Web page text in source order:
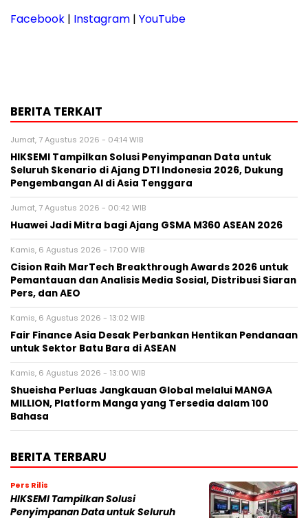
Facebook | Instagram | YouTube
BERITA TERKAIT
Jumat, 7 Agustus 2026 - 04:14 WIB
HIKSEMI Tampilkan Solusi Penyimpanan Data untuk
Seluruh Skenario di Ajang DTI Indonesia 2026, Dukung
Pengembangan AI di Asia Tenggara
Jumat, 7 Agustus 2026 - 00:42 WIB
Huawei Jadi Mitra bagi Ajang GSMA M360 ASEAN 2026
Kamis, 6 Agustus 2026 - 17:00 WIB
Cision Raih MarTech Breakthrough Awards 2026 untuk
Pemantauan dan Analisis Media Sosial, Distribusi Siaran
Pers, dan AEO
Kamis, 6 Agustus 2026 - 13:02 WIB
Fair Finance Asia Desak Perbankan Hentikan Pendanaan
untuk Sektor Batu Bara di ASEAN
Kamis, 6 Agustus 2026 - 13:00 WIB
Shueisha Perluas Jangkauan Global melalui MANGA
MILLION, Platform Manga yang Tersedia dalam 100
Bahasa
BERITA TERBARU
Pers Rilis
HIKSEMI Tampilkan Solusi
Penyimpanan Data untuk Seluruh